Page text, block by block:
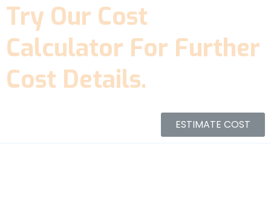
Try Our Cost
Calculator For Further
Cost Details.
ESTIMATE COST